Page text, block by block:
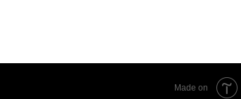
Made on